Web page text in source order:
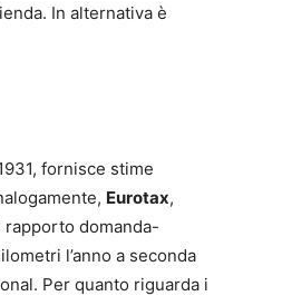
In alternativa è
fornisce stime
Eurotax,
rapporto domanda-
l’anno a seconda
Per quanto riguarda i